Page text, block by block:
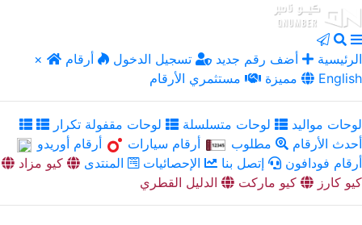
× الرئيسية أضف رقم جديد تسجيل الدخول
أرقام
مميزة
مستثمري الأرقام English
لوحات مواليد لوحات متسلسلة
لوحات مقفولة تكرار
أحدث الأرقام
مطلوب أرقام سيارات
أرقام أوريدو
أرقام فودافون
إتصل بنا الإحصائيات المنتدى
كيو مزاد
كيو كارز
كيو ماركت الدليل القطري